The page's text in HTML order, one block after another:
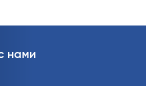
нами